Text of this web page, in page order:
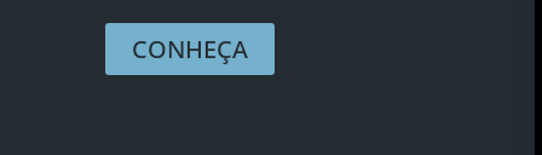
CONHEÇA